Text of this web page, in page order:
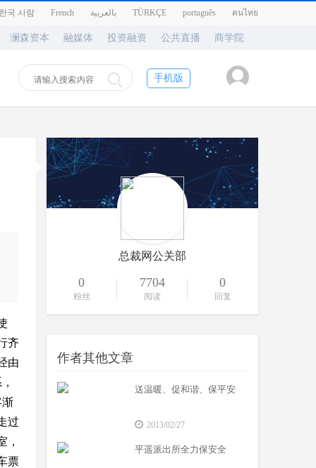
국 사람 French بالعربية TÜRKÇE português คนไทย
澜森资本 融媒体 投资融资 公共直播 商学院
手机版
齐
由
渐
过
，
票
总裁网公关部
0
粉丝
7704
阅读
0
回复
作者其他文章
送温暖、促和谐、保平安
2013/02/27
平遥派出所全力保安全